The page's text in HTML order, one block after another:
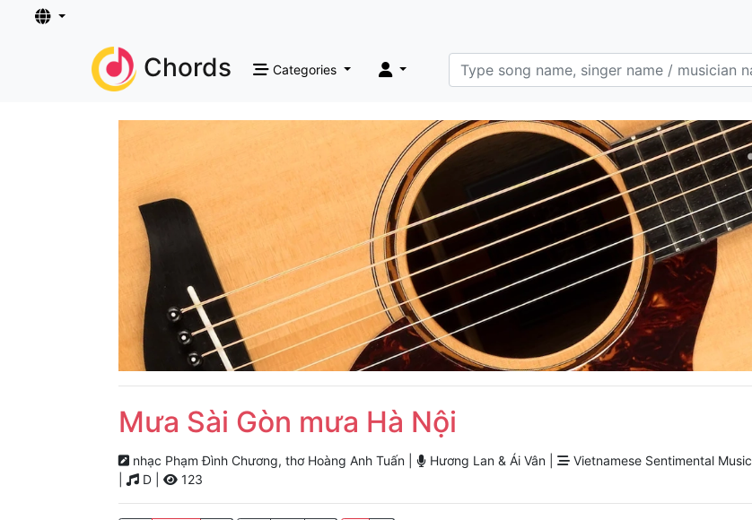
Chords Categories
Mưa Sài Gòn mưa Hà Nội
nhạc Phạm Đình Chương, thơ Hoàng Anh Tuấn | Hương Lan & Ái Vân |
Vietnamese Sentimental Music
D | 123